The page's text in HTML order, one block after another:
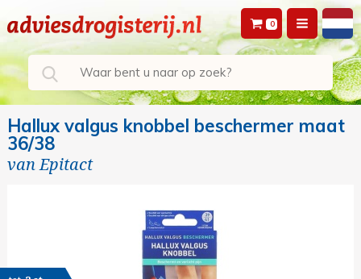
0
Hallux valgus knobbel beschermer maat
36/38
vanEpitact